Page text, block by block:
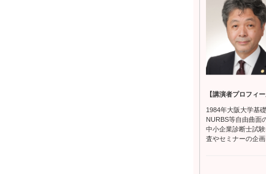
【講演者プロフィー
1984年大阪大学基
NURBS等自由曲面
中小企業診断士試
査やセミナーの企画